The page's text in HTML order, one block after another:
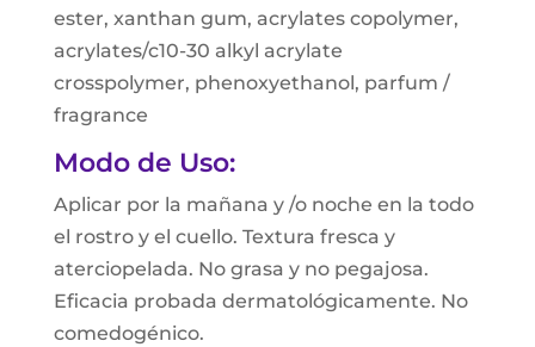
ester, xanthan gum, acrylates copolymer,
acrylates/c10-30 alkyl acrylate
crosspolymer, phenoxyethanol, parfum /
fragrance
Modo de Uso:
Aplicar por la mañana y /o noche en la todo
el rostro y el cuello. Textura fresca y
aterciopelada. No grasa y no pegajosa.
Eficacia probada dermatológicamente. No
comedogénico.